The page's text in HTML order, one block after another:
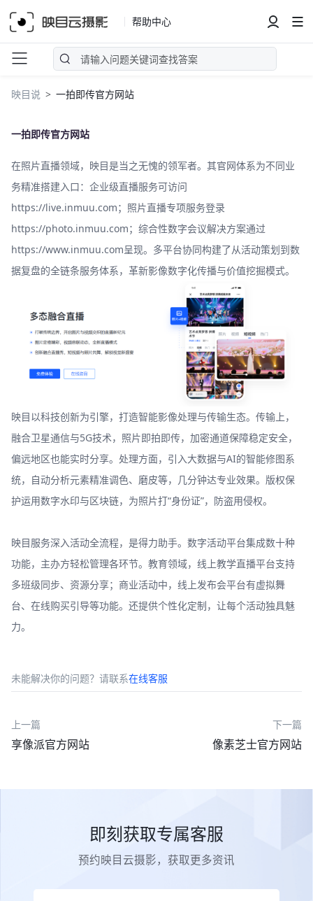
帮助中心
映目说 一拍即传官方网站
一拍即传官方网站
在照片直播领域，映目是当之无愧的领军者。其官网体系为不同业
务精准搭建入口：企业级直播服务可访问
https://live.inmuu.com；照片直播专项服务登录
https://photo.inmuu.com；综合性数字会议解决方案通过
https://www.inmuu.com呈现。多平台协同构建了从活动策划到数
据复盘的全链条服务体系，革新影像数字化传播与价值挖掘模式。
映目以科技创新为引擎，打造智能影像处理与传输生态。传输上，
融合卫星通信与5G技术，照片即拍即传，加密通道保障稳定安全，
偏远地区也能实时分享。处理方面，引入大数据与AI的智能修图系
统，自动分析元素精准调色、磨皮等，几分钟达专业效果。版权保
护运用数字水印与区块链，为照片打“身份证”，防盗用侵权。
映目服务深入活动全流程，是得力助手。数字活动平台集成数十种
功能，主办方轻松管理各环节。教育领域，线上教学直播平台支持
多班级同步、资源分享；商业活动中，线上发布会平台有虚拟舞
台、在线购买引导等功能。还提供个性化定制，让每个活动独具魅
力。
未能解决你的问题？请联系在线客服
上一篇
享像派官方网站
下一篇
像素芝士官方网站
即刻获取专属客服
预约映目云摄影，获取更多资讯